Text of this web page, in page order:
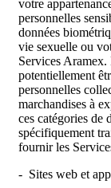
votre
personnelles
données
vie sexuelle ou
Services
potentiellement
personnelles
marchandises à
ces catégories de
spécifiquement
fournir les
- Sites web et